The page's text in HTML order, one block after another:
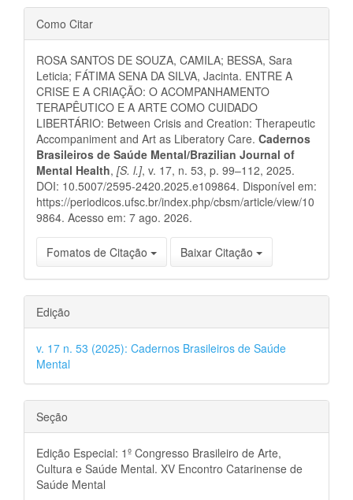
Detalhes
do
artigo
Como Citar
ROSA SANTOS DE SOUZA, CAMILA; BESSA, Sara
Leticia; FÁTIMA SENA DA SILVA, Jacinta. ENTRE A
CRISE E A CRIAÇÃO: O ACOMPANHAMENTO
TERAPÊUTICO E A ARTE COMO CUIDADO
LIBERTÁRIO: Between Crisis and Creation: Therapeutic
Accompaniment and Art as Liberatory Care. Cadernos
Brasileiros de Saúde Mental/Brazilian Journal of
Mental Health, [S. l.], v. 17, n. 53, p. 99–112, 2025.
DOI: 10.5007/2595-2420.2025.e109864. Disponível em:
https://periodicos.ufsc.br/index.php/cbsm/article/view/10
9864. Acesso em: 7 ago. 2026.
Fomatos de Citação Baixar Citação
Edição
v. 17 n. 53 (2025): Cadernos Brasileiros de Saúde
Mental
Seção
Edição Especial: 1º Congresso Brasileiro de Arte,
Cultura e Saúde Mental. XV Encontro Catarinense de
Saúde Mental